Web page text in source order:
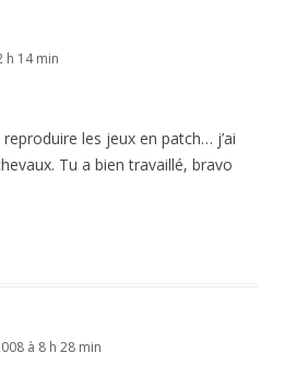
h 14 min
les jeux en patch… j’ai
Tu a bien travaillé, bravo
à 8 h 28 min